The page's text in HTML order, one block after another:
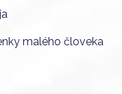
malého človeka